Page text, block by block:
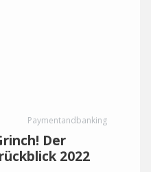
Paymentandbanking
Der
2022